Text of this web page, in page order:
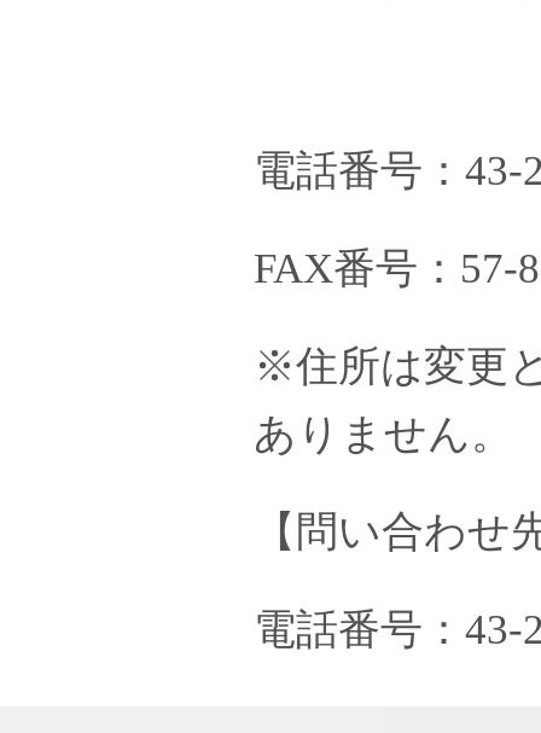
電話番号：43-
FAX番号：57-
※住所は変更
ありません。
【問い合わせ
電話番号：43-